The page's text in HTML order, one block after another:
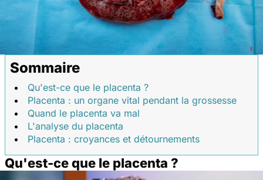
Sommaire
Qu'est-ce que le placenta ?
Placenta : un organe vital pendant la grossesse
Quand le placenta va mal
L'analyse du placenta
Placenta : croyances et détournements
Qu'est-ce que le placenta ?